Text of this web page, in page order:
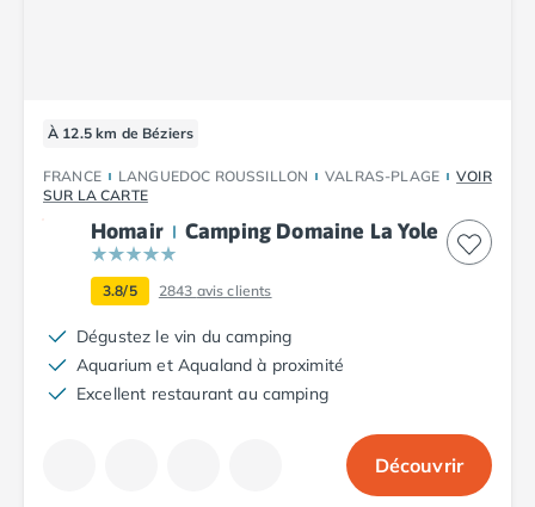
Camping Dinard
Camping Saint-Malo
Camping Morbihan
Camping Auray
Camping Carnac
Camping La Trinité sur Mer
Camping Locmariaquer
Camping Penestin
Camping Quiberon
Camping Sarzeau
À 12.5 km de Béziers
FRANCE LANGUEDOC ROUSSILLON VALRAS-PLAGE
VOIR
SUR LA CARTE
Homair Camping Domaine La Yole
3.8/5 2843 avis clients
Dégustez le vin du camping
Aquarium et Aqualand à proximité
Excellent restaurant au camping
Découvrir